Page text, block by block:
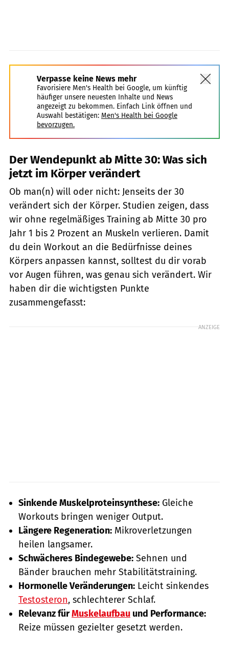
Verpasse keine News mehr
Favorisiere Men's Health bei Google, um künftig
häufiger unsere neuesten Inhalte und News
angezeigt zu bekommen. Einfach Link öffnen und
Auswahl bestätigen: Men's Health bei Google
bevorzugen.
Der Wendepunkt ab Mitte 30: Was sich
jetzt im Körper verändert
Ob man(n) will oder nicht: Jenseits der 30
verändert sich der Körper. Studien zeigen, dass
wir ohne regelmäßiges Training ab Mitte 30 pro
Jahr 1 bis 2 Prozent an Muskeln verlieren. Damit
du dein Workout an die Bedürfnisse deines
Körpers anpassen kannst, solltest du dir vorab
vor Augen führen, was genau sich verändert. Wir
haben dir die wichtigsten Punkte
zusammengefasst:
ANZEIGE
Sinkende Muskelproteinsynthese: Gleiche
Workouts bringen weniger Output.
Längere Regeneration: Mikroverletzungen
heilen langsamer.
Schwächeres Bindegewebe: Sehnen und
Bänder brauchen mehr Stabilitätstraining.
Hormonelle Veränderungen: Leicht sinkendes
Testosteron, schlechterer Schlaf.
Relevanz fürMuskelaufbau und Performance:
Reize müssen gezielter gesetzt werden.